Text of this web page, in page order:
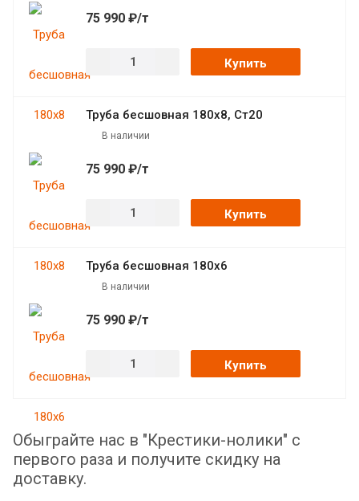
75 990 ₽/т
Купить
Труба бесшовная 180х8, Ст20
В наличии
75 990 ₽/т
Купить
Труба бесшовная 180х6
В наличии
75 990 ₽/т
Купить
Обыграйте нас в "Крестики-нолики" с
первого раза и получите скидку на
доставку.